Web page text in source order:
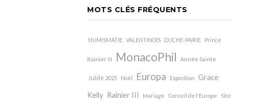
MOTS CLÉS FRÉQUENTS
NUMISMATIE VALENTINOIS DUCHE-PAIRIE Prince
Rainier III MonacoPhil Année Sainte
Jubilé 2025 Noël Europa Exposition Grace
Kelly Rainier III Mariage Conseil de l'Europe Site